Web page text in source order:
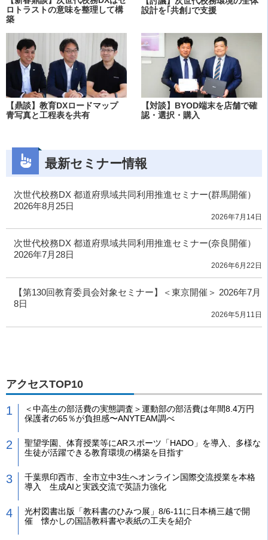
ロトラストの意味を整理して構
築
設計を｢共創｣で支援
【鼎談】教育DXロードマップ
青写真と工程表を共有
【対談】BYOD端末を店舗で確
認・選択・購入
最新セミナー情報
次世代校務DX 都道府県域共同利用推進セミナー(群馬開催）
2026年8月25日
2026年7月14日
次世代校務DX 都道府県域共同利用推進セミナー(奈良開催）
2026年7月28日
2026年6月22日
【第130回教育委員会対象セミナー】＜東京開催＞ 2026年7月
8日
2026年5月11日
アクセスTOP10
＜中高生の部活費の実態調査＞運動部の部活費は年間8.4万円
保護者の65％が負担感〜ANYTEAM調べ
聖望学園、体育授業等にARスポーツ「HADO」を導入、多様な
生徒が活躍できる教育環境の構築を目指す
千葉県印西市、全市立中3生へオンライン国際交流授業を本格
導入 生成AIと実践交流で英語力強化
光村図書出版「教科書のひみつ展」8/6-11に日本橋三越で開
催 懐かしの国語教科書や表紙の工夫を紹介